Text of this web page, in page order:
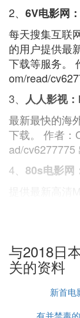
2、 6V电影网
每天搜集互联
的用户提供最
下载等服务。
om/read/
3、 人人影视
最新最快的海
下载。 作者：
ad/cv6277775
4、 80s电影
堂。 作者：
5、优质电影
每天为您提供
电视剧、
与2018日
关的资料
新首电
有并禁毒